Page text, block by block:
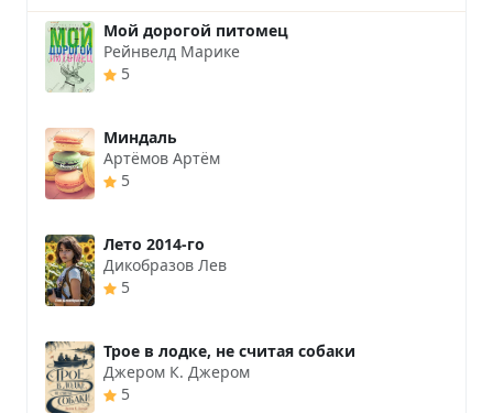
Мой дорогой питомец
Рейнвелд Марике
5
Миндаль
Артёмов Артём
5
Лето 2014-го
Дикобразов Лев
5
Трое в лодке, не считая собаки
Джером К. Джером
5